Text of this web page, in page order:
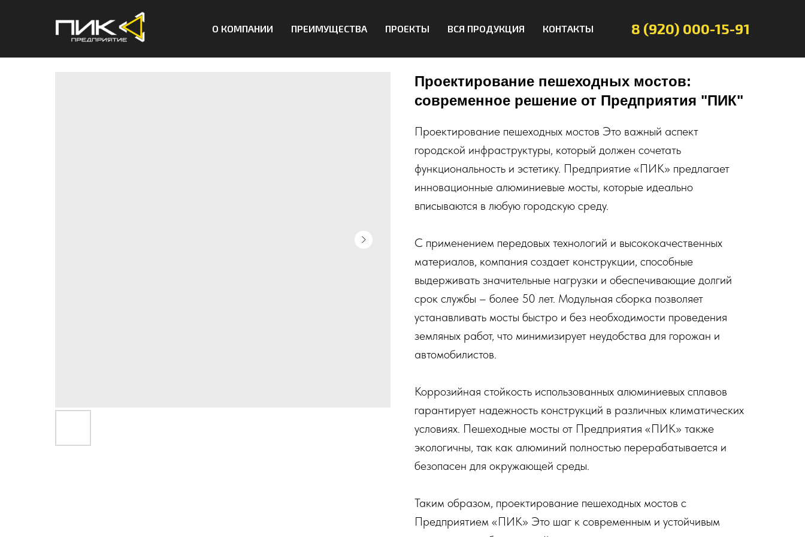
О КОМПАНИИ ПРЕИМУЩЕСТВА ПРОЕКТЫ ВСЯ ПРОДУКЦИЯ КОНТАКТЫ 8 (920) 000-15-91
Проектирование пешеходных мостов:
современное решение от Предприятия "ПИК"
Проектирование пешеходных мостов Это важный аспект
городской инфраструктуры, который должен сочетать
функциональность и эстетику. Предприятие «ПИК» предлагает
инновационные алюминиевые мосты, которые идеально
вписываются в любую городскую среду.
С применением передовых технологий и высококачественных
материалов, компания создает конструкции, способные
выдерживать значительные нагрузки и обеспечивающие долгий
срок службы – более 50 лет. Модульная сборка позволяет
устанавливать мосты быстро и без необходимости проведения
земляных работ, что минимизирует неудобства для горожан и
автомобилистов.
Коррозийная стойкость использованных алюминиевых сплавов
гарантирует надежность конструкций в различных климатических
условиях. Пешеходные мосты от Предприятия «ПИК» также
экологичны, так как алюминий полностью перерабатывается и
безопасен для окружающей среды.
Таким образом, проектирование пешеходных мостов с
Предприятием «ПИК» Это шаг к современным и устойчивым